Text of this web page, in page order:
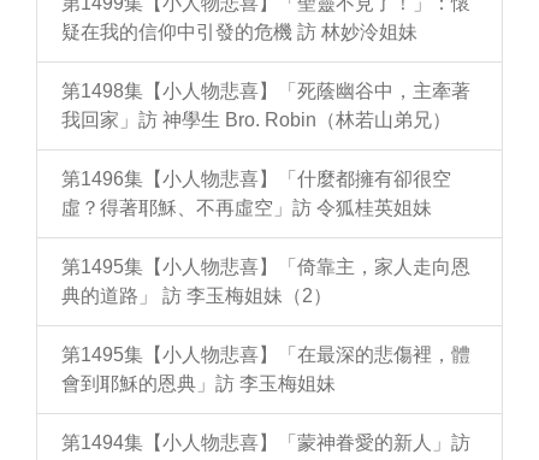
疑在我的信仰中引發的危機 訪 林妙泠姐妹
第1498集【小人物悲喜】「死蔭幽谷中，主牽著
我回家」訪 神學生 Bro. Robin（林若山弟兄）
第1496集【小人物悲喜】「什麼都擁有卻很空
虛？得著耶穌、不再虛空」訪 令狐桂英姐妹
第1495集【小人物悲喜】「倚靠主，家人走向恩
典的道路」 訪 李玉梅姐妹（2）
第1495集【小人物悲喜】「在最深的悲傷裡，體
會到耶穌的恩典」訪 李玉梅姐妹
第1494集【小人物悲喜】「蒙神眷愛的新人」訪